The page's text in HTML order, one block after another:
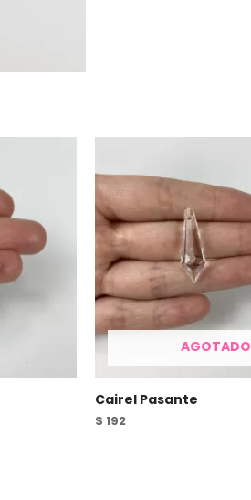
AGOTADO
Cairel Pasante
$ 192